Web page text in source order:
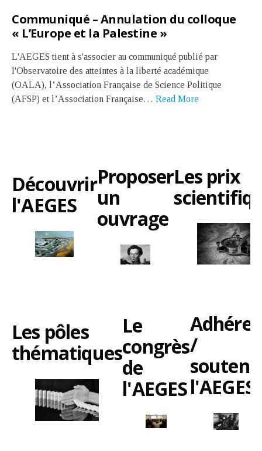
Communiqué – Annulation du colloque
« L’Europe et la Palestine »
L'AEGES tient à s'associer au communiqué publié par
l'Observatoire des atteintes à la liberté académique
(OALA), l’Association Française de Science Politique
(AFSP) et l’Association Française… Read More
Découvrir
l'AEGES
Proposer
un
ouvrage
Les prix
Les pôles
thématiques
Le
congrès
de
l'AEGES
Adhérer
/
soutenir
l'AEGES